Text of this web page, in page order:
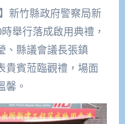
新竹縣政府警察局新
舉行落成啟用典禮，
、縣議會議長張鎮
貴賓蒞臨觀禮，場面
馨。